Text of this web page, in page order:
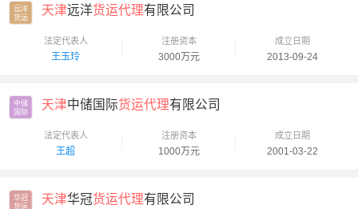
远洋
货运
天津远洋货运代理有限公司
法定代表人
王玉玲
注册资本
3000万元
成立日期
2013-09-24
中储
国际
天津中储国际货运代理有限公司
法定代表人
王超
注册资本
1000万元
成立日期
2001-03-22
华冠
货运
天津华冠货运代理有限公司